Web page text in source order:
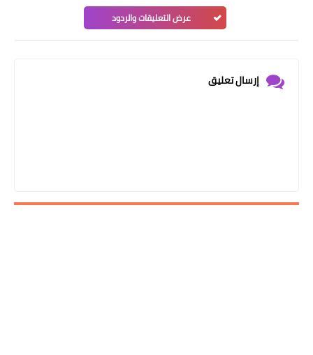
عرض التعليقات والردود
إرسال تعليق